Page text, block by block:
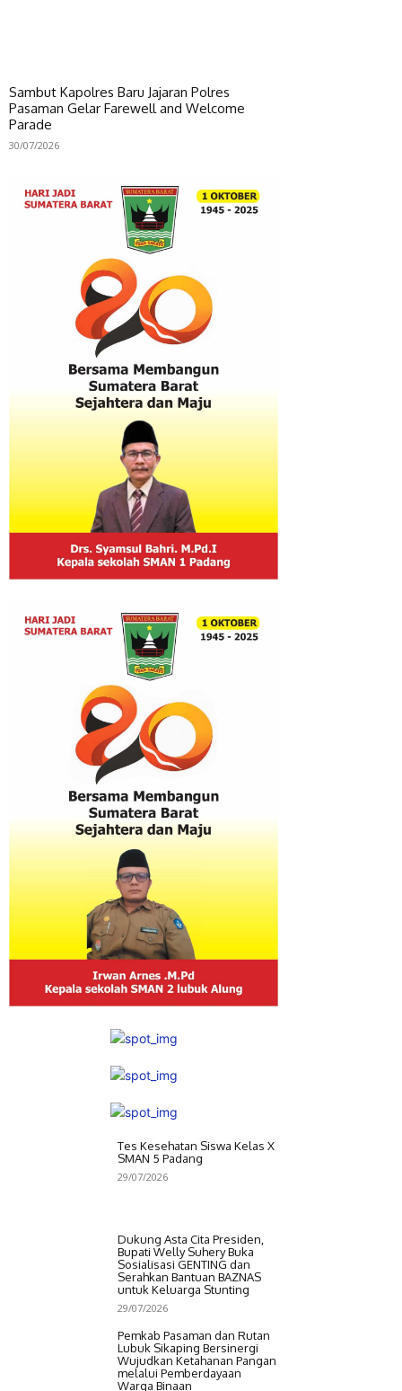
Sambut Kapolres Baru Jajaran Polres
Pasaman Gelar Farewell and Welcome
Parade
30/07/2026
Tes Kesehatan Siswa Kelas X
SMAN 5 Padang
29/07/2026
Dukung Asta Cita Presiden,
Bupati Welly Suhery Buka
Sosialisasi GENTING dan
Serahkan Bantuan BAZNAS
untuk Keluarga Stunting
29/07/2026
Pemkab Pasaman dan Rutan
Lubuk Sikaping Bersinergi
Wujudkan Ketahanan Pangan
melalui Pemberdayaan
Warga Binaan